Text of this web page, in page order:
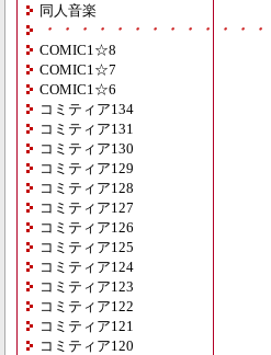
同人音楽
・・・・・・・・・・・・
COMIC1☆8
COMIC1☆7
COMIC1☆6
コミティア134
コミティア131
コミティア130
コミティア129
コミティア128
コミティア127
コミティア126
コミティア125
コミティア124
コミティア123
コミティア122
コミティア121
コミティア120